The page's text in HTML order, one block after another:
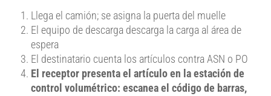
Llega el camión; se asigna la puerta del muelle
El equipo de descarga descarga la carga al área de
espera
El destinatario cuenta los artículos contra ASN o PO
El receptor presenta el artículo en la estación de
control volumétrico: escanea el código de barras,